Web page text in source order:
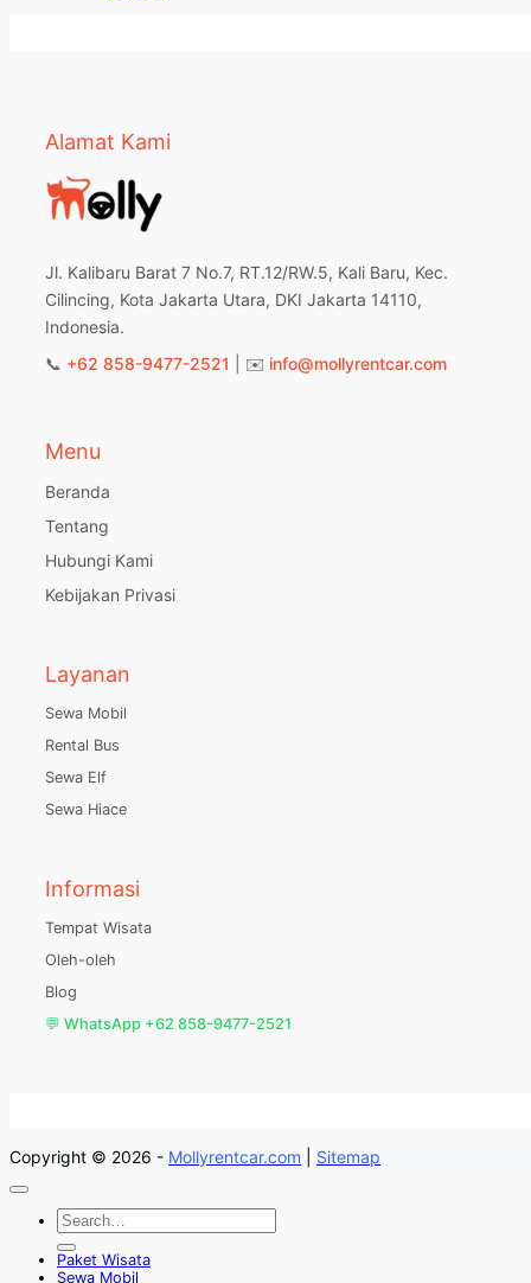
Alamat Kami
Jl. Kalibaru Barat 7 No.7, RT.12/RW.5, Kali Baru, Kec.
Cilincing, Kota Jakarta Utara, DKI Jakarta 14110,
Indonesia.
📞 +62 858-9477-2521 | ✉️ info@mollyrentcar.com
Menu
Beranda
Tentang
Hubungi Kami
Kebijakan Privasi
Layanan
Sewa Mobil
Rental Bus
Sewa Elf
Sewa Hiace
Informasi
Tempat Wisata
Oleh-oleh
Blog
💬 WhatsApp +62 858-9477-2521
Copyright © 2026 - Mollyrentcar.com Sitemap
Paket Wisata
Sewa Mobil